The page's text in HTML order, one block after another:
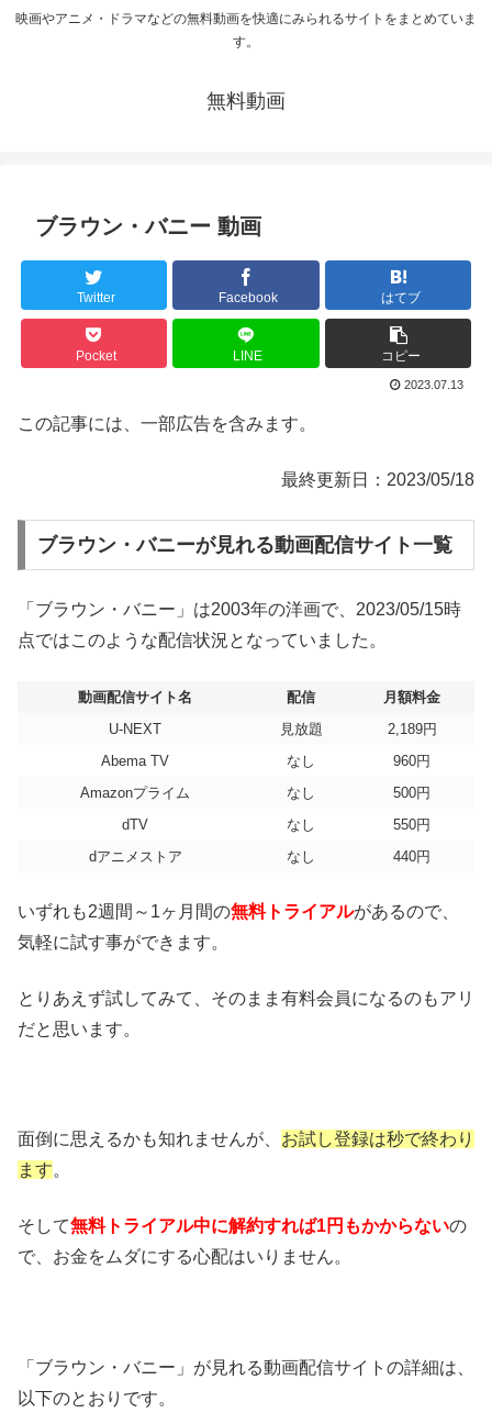
映画やアニメ・ドラマなどの無料動画を快適にみられるサイトをまとめていま
す。
無料動画
ブラウン・バニー 動画
Twitter Facebook はてブ
Pocket LINE コピー
2023.07.13
この記事には、一部広告を含みます。
最終更新日：2023/05/18
ブラウン・バニーが見れる動画配信サイト一覧
「ブラウン・バニー」は2003年の洋画で、2023/05/15時
点ではこのような配信状況となっていました。
動画配信サイト名 配信
月額料金
U-NEXT
見放題
2,189円
Abema TV
なし
960円
Amazonプライム
なし
500円
dTV
なし
550円
dアニメストア
なし 440円
いずれも2週間～1ヶ月間の無料トライアルがあるので、
気軽に試す事ができます。
とりあえず試してみて、そのまま有料会員になるのもアリ
だと思います。
面倒に思えるかも知れませんが、 お試し登録は秒で終わり
ます。
そして無料トライアル中に解約すれば1円もかからないの
で、お金をムダにする心配はいりません。
「ブラウン・バニー」が見れる動画配信サイトの詳細は、
以下のとおりです。